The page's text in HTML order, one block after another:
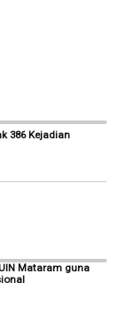
386 Kejadian
Mataram guna